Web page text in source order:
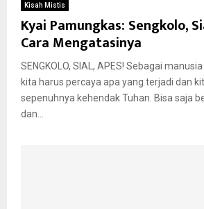
Kisah Mistis
Kyai Pamungkas: Sengkolo,
Cara Mengatasinya
SENGKOLO, SIAL, APES! Sebagai
kita harus percaya apa yang terjadi dan
sepenuhnya kehendak Tuhan. Bisa saja
dan...